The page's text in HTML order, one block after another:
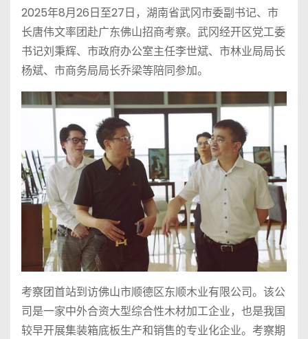
2025年8月26日至27日，湖南省武冈市委副书记、市
长唐伟文率团赴广东佛山招商考察。武冈经开区党工委
书记刘秉辉、市政府办公室主任李世斌、市林业局局长
杨斌、市商务局局长乔梁等陪同参加。
考察团首站到访佛山市顺德区东顺木业有限公司。该公
司是一家中外合资大型综合性木材加工企业，也是我国
较早开展集装箱底板生产和销售的专业化企业。考察期